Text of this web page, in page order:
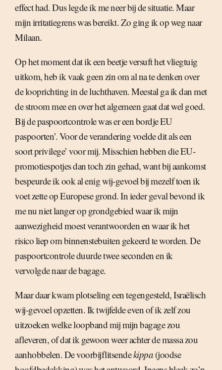
effect had. Dus legde ik me neer bij de situatie. Maar
mijn irritatiegrens was bereikt. Zo ging ik op weg naar
Milaan.
Op het moment dat ik een beetje versuft het vliegtuig
uitkom, heb ik vaak geen zin om al na te denken over
de looprichting in de luchthaven. Meestal ga ik dan met
de stroom mee en over het algemeen gaat dat wel goed.
Bij de paspoortcontrole was er een bordje EU
paspoorten’. Voor de verandering voelde dit als een
soort privilege’ voor mij. Misschien hebben die EU-
promotiespotjes dan toch zin gehad, want bij aankomst
bespeurde ik ook al enig wij-gevoel bij mezelf toen ik
voet zette op Europese grond. In ieder geval bevond ik
me nu niet langer op grondgebied waar ik mijn
aanwezigheid moest verantwoorden en waar ik het
risico liep om binnenstebuiten gekeerd te worden. De
paspoortcontrole duurde twee seconden en ik
vervolgde naar de bagage.
Maar daar kwam plotseling een tegengesteld, Israëlisch
wij-gevoel opzetten. Ik twijfelde even of ik zelf zou
uitzoeken welke loopband mij mijn bagage zou
afleveren, of dat ik gewoon weer achter de massa zou
aanhobbelen. De voorbijflitsendekippa (joodse